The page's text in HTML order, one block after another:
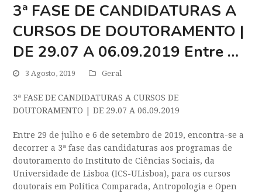
3ª FASE DE CANDIDATURAS A
CURSOS DE DOUTORAMENTO |
DE 29.07 A 06.09.2019 Entre …
3 Agosto, 2019 Geral
3ª FASE DE CANDIDATURAS A CURSOS DE
DOUTORAMENTO | DE 29.07 A 06.09.2019
Entre 29 de julho e 6 de setembro de 2019, encontra-se a
decorrer a 3ª fase das candidaturas aos programas de
doutoramento do Instituto de Ciências Sociais, da
Universidade de Lisboa (ICS-ULisboa), para os cursos
doutorais em Política Comparada, Antropologia e Open